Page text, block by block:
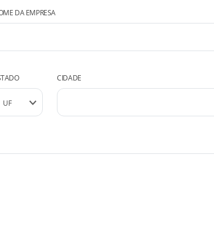
DA EMPRESA
CIDADE